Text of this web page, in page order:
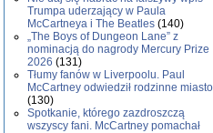
Trumpa uderzający w Paula
McCartneya i The Beatles (140)
„The Boys of Dungeon Lane” z
nominacją do nagrody Mercury Prize
2026 (131)
Tłumy fanów w Liverpoolu. Paul
McCartney odwiedził rodzinne miasto
(130)
Spotkanie, którego zazdroszczą
wszyscy fani. McCartney pomachał